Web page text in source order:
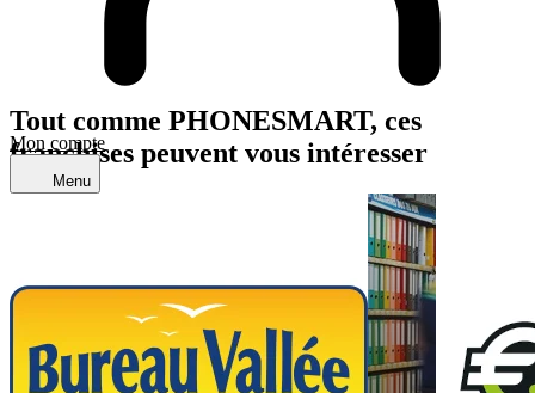
Mon compte
Menu
Trouver ma franchise
Actualités de la franchise
Tout comme PHONESMART, ces
franchises peuvent vous intéresser